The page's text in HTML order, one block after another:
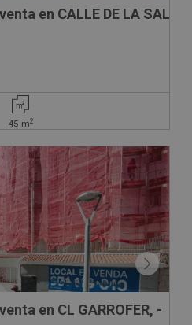
en CALLE DE LA
45 m2
en CL GARROFER, -